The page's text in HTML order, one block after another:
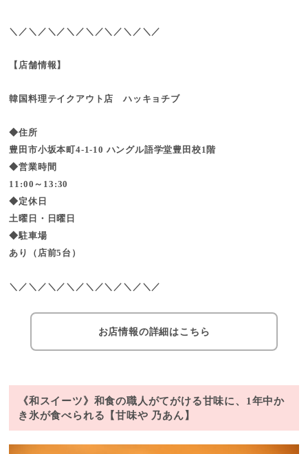
＼／＼／＼／＼／＼／＼／＼／＼／
【店舗情報】
韓国料理テイクアウト店 ハッキョチブ
◆住所
豊田市小坂本町4-1-10 ハングル語学堂豊田校1階
◆営業時間
11:00～13:30
◆定休日
土曜日・日曜日
◆駐車場
あり（店前5台）
＼／＼／＼／＼／＼／＼／＼／＼／
お店情報の詳細はこちら
《和スイーツ》和食の職人がてがける甘味に、1年中か
き氷が食べられる【甘味や 乃あん】